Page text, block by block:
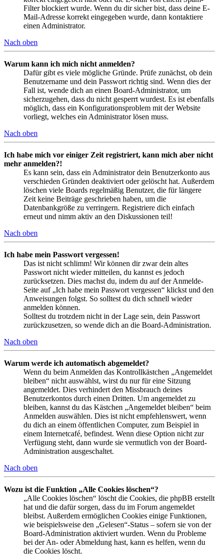
Filter blockiert wurde. Wenn du dir sicher bist, dass deine E-
Mail-Adresse korrekt eingegeben wurde, dann kontaktiere
einen Administrator.
Nach oben
Warum kann ich mich nicht anmelden?
Dafür gibt es viele mögliche Gründe. Prüfe zunächst, ob dein
Benutzername und dein Passwort richtig sind. Wenn dies der
Fall ist, wende dich an einen Board-Administrator, um
sicherzugehen, dass du nicht gesperrt wurdest. Es ist ebenfalls
möglich, dass ein Konfigurationsproblem mit der Website
vorliegt, welches ein Administrator lösen muss.
Nach oben
Ich habe mich vor einiger Zeit registriert, kann mich aber nicht
mehr anmelden?!
Es kann sein, dass ein Administrator dein Benutzerkonto aus
verschieden Gründen deaktiviert oder gelöscht hat. Außerdem
löschen viele Boards regelmäßig Benutzer, die für längere
Zeit keine Beiträge geschrieben haben, um die
Datenbankgröße zu verringern. Registriere dich einfach
erneut und nimm aktiv an den Diskussionen teil!
Nach oben
Ich habe mein Passwort vergessen!
Das ist nicht schlimm! Wir können dir zwar dein altes
Passwort nicht wieder mitteilen, du kannst es jedoch
zurücksetzen. Dies machst du, indem du auf der Anmelde-
Seite auf „Ich habe mein Passwort vergessen“ klickst und den
Anweisungen folgst. So solltest du dich schnell wieder
anmelden können.
Solltest du trotzdem nicht in der Lage sein, dein Passwort
zurückzusetzen, so wende dich an die Board-Administration.
Nach oben
Warum werde ich automatisch abgemeldet?
Wenn du beim Anmelden das Kontrollkästchen „Angemeldet
bleiben“ nicht auswählst, wirst du nur für eine Sitzung
angemeldet. Dies verhindert den Missbrauch deines
Benutzerkontos durch einen Dritten. Um angemeldet zu
bleiben, kannst du das Kästchen „Angemeldet bleiben“ beim
Anmelden auswählen. Dies ist nicht empfehlenswert, wenn
du dich an einem öffentlichen Computer, zum Beispiel in
einem Internetcafé, befindest. Wenn diese Option nicht zur
Verfügung steht, dann wurde sie vermutlich von der Board-
Administration ausgeschaltet.
Nach oben
Wozu ist die Funktion „Alle Cookies löschen“?
„Alle Cookies löschen“ löscht die Cookies, die phpBB erstellt
hat und die dafür sorgen, dass du im Forum angemeldet
bleibst. Außerdem ermöglichen Cookies einige Funktionen,
wie beispielsweise den „Gelesen“-Status – sofern sie von der
Board-Administration aktiviert wurden. Wenn du Probleme
bei der An- oder Abmeldung hast, kann es helfen, wenn du
die Cookies löscht.